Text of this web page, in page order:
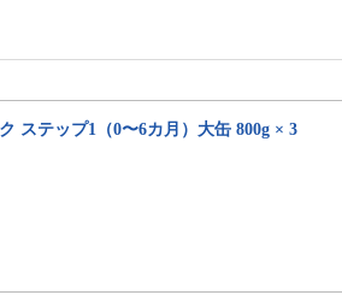
ステップ1（0〜6カ月）大缶 800g × 3